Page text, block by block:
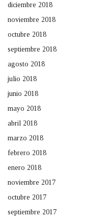
diciembre 2018
noviembre 2018
octubre 2018
septiembre 2018
agosto 2018
julio 2018
junio 2018
mayo 2018
abril 2018
marzo 2018
febrero 2018
enero 2018
noviembre 2017
octubre 2017
septiembre 2017